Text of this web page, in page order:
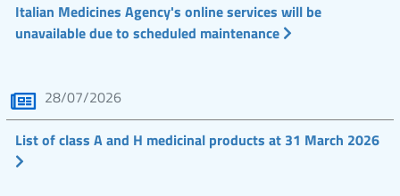
Italian Medicines Agency's online services will be
unavailable due to scheduled maintenance
28/07/2026
List of class A and H medicinal products at 31 March 2026